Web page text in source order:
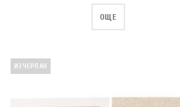
ОЩЕ
ИЗЧЕРПАН